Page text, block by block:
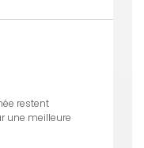
restent
une meilleure